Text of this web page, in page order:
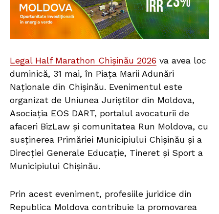
Legal Half Marathon Chișinău 2026 va avea loc
duminică, 31 mai, în Piața Marii Adunări
Naționale din Chișinău. Evenimentul este
organizat de Uniunea Juriștilor din Moldova,
Asociația EOS DART, portalul avocaturii de
afaceri BizLaw și comunitatea Run Moldova, cu
susținerea Primăriei Municipiului Chișinău și a
Direcției Generale Educație, Tineret și Sport a
Municipiului Chișinău.
Prin acest eveniment, profesiile juridice din
Republica Moldova contribuie la promovarea